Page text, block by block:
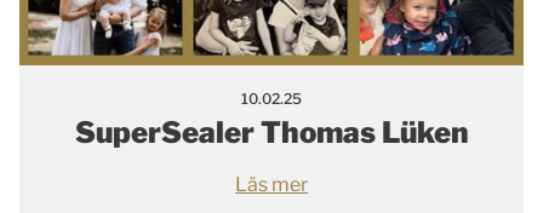
10.02.25
SuperSealer Thomas Lüken
Läs mer